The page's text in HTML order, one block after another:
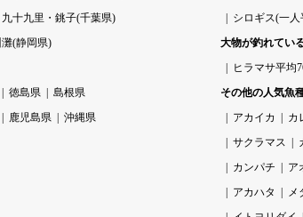
九十九里・銚子(千葉県)
(静岡県)
徳島県
島根県
鹿児島県 沖縄県
シロギス(一人
大物が釣れてい
ヒラマサ平均
その他の人気魚
アカイカ
カ
サクラマス
カンパチ
ア
アカハタ
メ